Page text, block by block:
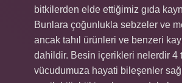
bitkilerden elde ettiğimiz gıda
Bunlara çoğunlukla sebzeler ve
ancak tahıl ürünleri ve benzeri
dahildir. Besin içerikleri nelerdir 4
vücudumuza hayati bileşenler